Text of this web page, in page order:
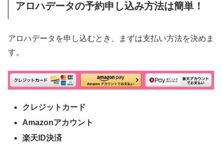
アロハデータの予約申し込み方法は簡単！
アロハデータを申し込むとき、まずは支払い方法を決めま
す。
クレジットカード
Amazonアカウント
楽天ID決済